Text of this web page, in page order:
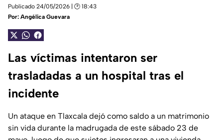
Publicado 24/05/2026 | 🕑 18:43
Por: Angélica Guevara
Las víctimas intentaron ser
trasladadas a un hospital tras el
incidente
Un ataque en Tlaxcala dejó como saldo a un matrimonio
sin vida durante la madrugada de este sábado 23 de